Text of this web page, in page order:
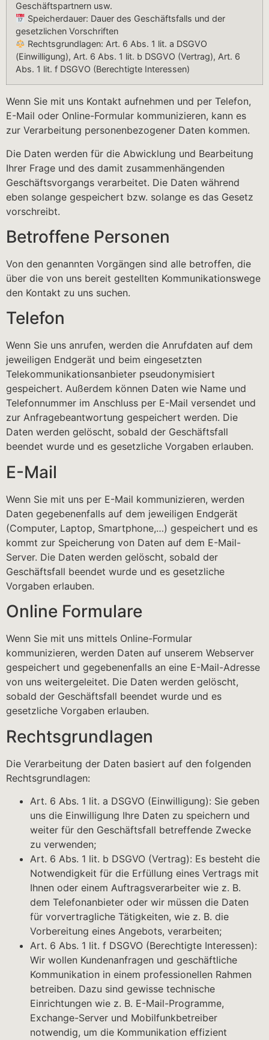
Geschäftspartnern usw.
Speicherdauer: Dauer des Geschäftsfalls und der
gesetzlichen Vorschriften
Rechtsgrundlagen: Art. 6 Abs. 1 lit. a DSGVO
(Einwilligung), Art. 6 Abs. 1 lit. b DSGVO (Vertrag), Art. 6
Abs. 1 lit. f DSGVO (Berechtigte Interessen)
Wenn Sie mit uns Kontakt aufnehmen und per Telefon,
E-Mail oder Online-Formular kommunizieren, kann es
zur Verarbeitung personenbezogener Daten kommen.
Die Daten werden für die Abwicklung und Bearbeitung
Ihrer Frage und des damit zusammenhängenden
Geschäftsvorgangs verarbeitet. Die Daten während
eben solange gespeichert bzw. solange es das Gesetz
vorschreibt.
Betroffene Personen
Von den genannten Vorgängen sind alle betroffen, die
über die von uns bereit gestellten Kommunikationswege
den Kontakt zu uns suchen.
Telefon
Wenn Sie uns anrufen, werden die Anrufdaten auf dem
jeweiligen Endgerät und beim eingesetzten
Telekommunikationsanbieter pseudonymisiert
gespeichert. Außerdem können Daten wie Name und
Telefonnummer im Anschluss per E-Mail versendet und
zur Anfragebeantwortung gespeichert werden. Die
Daten werden gelöscht, sobald der Geschäftsfall
beendet wurde und es gesetzliche Vorgaben erlauben.
E-Mail
Wenn Sie mit uns per E-Mail kommunizieren, werden
Daten gegebenenfalls auf dem jeweiligen Endgerät
(Computer, Laptop, Smartphone,…) gespeichert und es
kommt zur Speicherung von Daten auf dem E-Mail-
Server. Die Daten werden gelöscht, sobald der
Geschäftsfall beendet wurde und es gesetzliche
Vorgaben erlauben.
Online Formulare
Wenn Sie mit uns mittels Online-Formular
kommunizieren, werden Daten auf unserem Webserver
gespeichert und gegebenenfalls an eine E-Mail-Adresse
von uns weitergeleitet. Die Daten werden gelöscht,
sobald der Geschäftsfall beendet wurde und es
gesetzliche Vorgaben erlauben.
Rechtsgrundlagen
Die Verarbeitung der Daten basiert auf den folgenden
Rechtsgrundlagen:
Art. 6 Abs. 1 lit. a DSGVO (Einwilligung): Sie geben
uns die Einwilligung Ihre Daten zu speichern und
weiter für den Geschäftsfall betreffende Zwecke
zu verwenden;
Art. 6 Abs. 1 lit. b DSGVO (Vertrag): Es besteht die
Notwendigkeit für die Erfüllung eines Vertrags mit
Ihnen oder einem Auftragsverarbeiter wie z. B.
dem Telefonanbieter oder wir müssen die Daten
für vorvertragliche Tätigkeiten, wie z. B. die
Vorbereitung eines Angebots, verarbeiten;
Art. 6 Abs. 1 lit. f DSGVO (Berechtigte Interessen):
Wir wollen Kundenanfragen und geschäftliche
Kommunikation in einem professionellen Rahmen
betreiben. Dazu sind gewisse technische
Einrichtungen wie z. B. E-Mail-Programme,
Exchange-Server und Mobilfunkbetreiber
notwendig, um die Kommunikation effizient